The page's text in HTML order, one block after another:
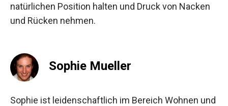
natürlichen Position halten und Druck von Nacken
und Rücken nehmen.
Sophie Mueller
Sophie ist leidenschaftlich im Bereich Wohnen und